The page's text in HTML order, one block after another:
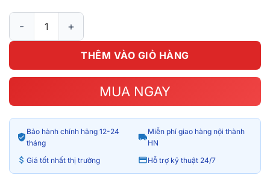
Động cơ rèm Aqara C3 Curtain Motor ZNCLDJ01LM số lượng
THÊM VÀO GIỎ HÀNG
MUA NGAY
Bảo hành chính hãng 12-24
tháng
Miễn phí giao hàng nội thành
HN
Giá tốt nhất thị trường
Hỗ trợ kỹ thuật 24/7